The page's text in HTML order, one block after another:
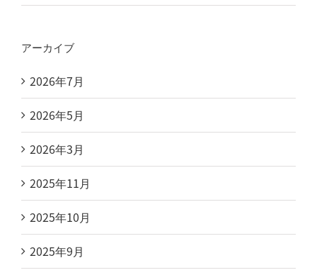
アーカイブ
2026年7月
2026年5月
2026年3月
2025年11月
2025年10月
2025年9月